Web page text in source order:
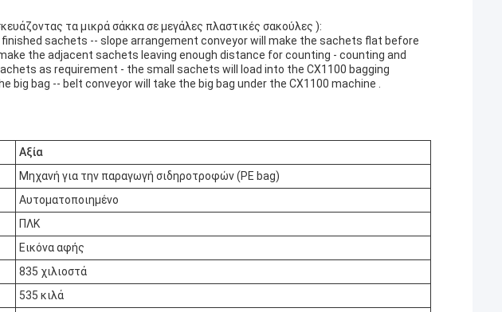
τα μικρά σάκκα σε μεγάλες πλαστικές σακούλες ):
sachets -- slope arrangement conveyor will make the sachets flat before
the adjacent sachets leaving enough distance for counting - counting and
as requirement - the small sachets will load into the CX1100 bagging
big bag -- belt conveyor will take the big bag under the CX1100 machine .
Αξία
Μηχανή για την παραγωγή σιδηροτροφών (PE bag)
Αυτοματοποιημένο
ΠΛΚ
Εικόνα αφής
835 χιλιοστά
535 κιλά